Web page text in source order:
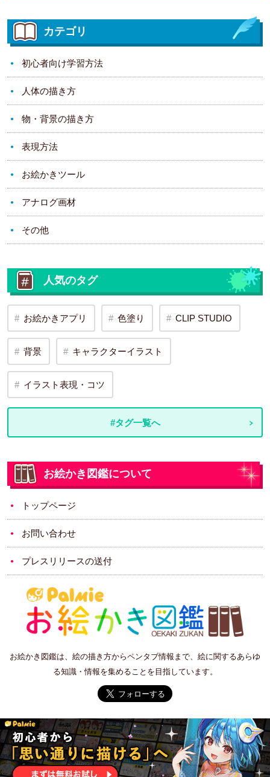
カテゴリ
初心者向け学習方法
人体の描き方
物・背景の描き方
表現方法
お絵かきツール
アナログ画材
その他
人気のタグ
お絵かきアプリ 色塗り CLIP STUDIO
背景 キャラクターイラスト
イラスト表現・コツ
#タグ一覧へ
お絵かき図鑑について
トップページ
お問い合わせ
プレスリリースの送付
お絵かき図鑑は、絵の描き方からペンタブ情報まで、絵に関するあらゆ
る知識・情報を集めることを目指しています。